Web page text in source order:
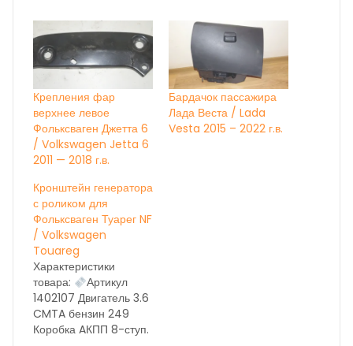
Крепления фар
верхнее левое
Фольксваген Джетта 6
/ Volkswagen Jetta 6
2011 — 2018 г.в.
Бардачок пассажира
Лада Веста / Lada
Vesta 2015 – 2022 г.в.
Кронштейн генератора
с роликом для
Фольксваген Туарег NF
/ Volkswagen
Touareg
Характеристики
товара:
Артикул
1402107 Двигатель 3.6
CMTA бензин 249
Коробка AКПП 8-ступ.